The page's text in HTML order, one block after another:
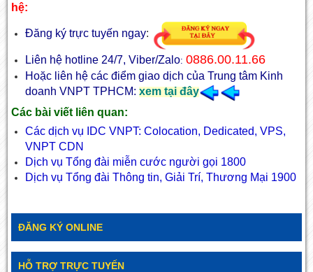
hệ:
Đăng ký trực tuyến ngay:
Liên hệ hotline 24/7, Viber/Zalo:0886.00.11.66
Hoặc liên hệ các điểm giao dịch của Trung tâm Kinh
doanh VNPT TPHCM: xem tại đây
Các bài viết liên quan:
Các dịch vụ IDC VNPT: Colocation, Dedicated, VPS,
VNPT CDN
Dịch vụ Tổng đài miễn cước người gọi 1800
Dịch vụ Tổng đài Thông tin, Giải Trí, Thương Mại 1900
ĐĂNG KÝ ONLINE
HỖ TRỢ TRỰC TUYẾN